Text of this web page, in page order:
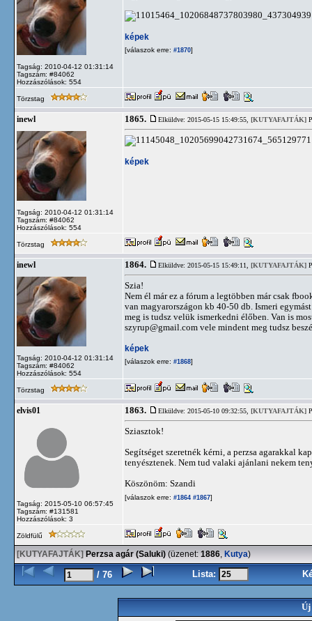
Tagság: 2010-04-12 01:31:14
Tagszám: #84062
Hozzászólások: 554
képek
[válaszok erre: #1870]
Törzstag
inewl
Tagság: 2010-04-12 01:31:14
Tagszám: #84062
Hozzászólások: 554
1865. Elküldve: 2015-05-15 15:49:55, [KUTYAFAJTÁK]
képek
Törzstag
inewl
Tagság: 2010-04-12 01:31:14
Tagszám: #84062
Hozzászólások: 554
1864. Elküldve: 2015-05-15 15:49:11, [KUTYAFAJTÁK]
Szia!
Nem él már ez a fórum a legtöbben már csak
van magyarországon kb 40-50 db. Ismeri
meg is tudsz velük ismerkedni élőben. Van is
szyrup@gmail.com vele mindent meg tudsz
képek
[válaszok erre: #1868]
Törzstag
elvis01
Tagság: 2015-05-10 06:57:45
Tagszám: #131581
Hozzászólások: 3
1863. Elküldve: 2015-05-10 09:32:55, [KUTYAFAJTÁK]
Sziasztok!
Segítséget szeretnék kérni, a perzsa agarakkal
tenyésztenek. Nem tud valaki ajánlani nekem
Köszönöm: Szandi
[válaszok erre: #1864 #1867]
Zöldfülű
[KUTYAFAJTÁK] Perzsa agár (Saluki) (üzenet: 1886, Kutya)
/ 76 Lista:
Új